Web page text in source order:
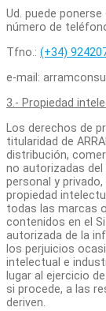
Ud. puede
número de
Tfno.: (+34)
e-mail:
3.- Propiedad
Los derechos de
titularidad de
distribución,
no autorizadas
personal y
propiedad
todas las marcas
contenidos en el
autorizada de la
los perjuicios
intelectual e
lugar al ejercicio
si procede, a las
deriven.